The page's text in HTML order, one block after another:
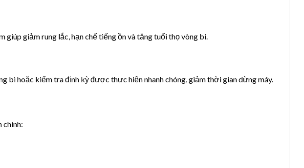
giảm rung lắc, hạn chế tiếng ồn và tăng tuổi thọ vòng bi.
bi hoặc kiểm tra định kỳ được thực hiện nhanh chóng, giảm thời gian dừng máy.
chính: